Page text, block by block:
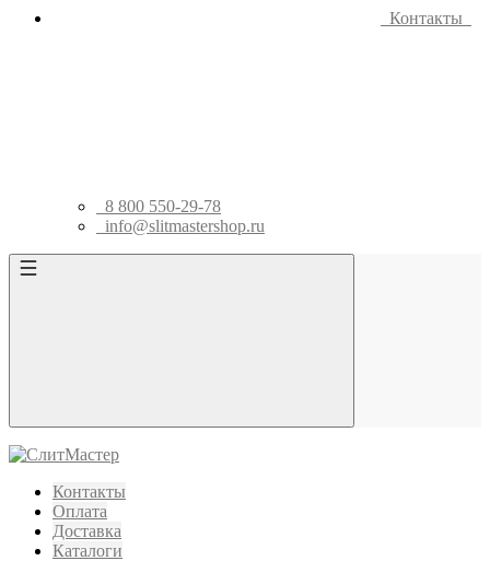
Контакты
8 800 550-29-78
info@slitmastershop.ru
Контакты
Оплата
Доставка
Каталоги